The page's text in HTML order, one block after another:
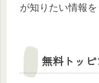
が知りたい情報を
無料トッ